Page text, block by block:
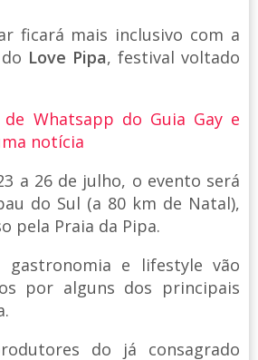
ficará mais inclusivo com a
Love Pipa, festival voltado
Whatsapp do Guia Gay e
notícia
a 26 de julho, o evento será
do Sul (a 80 km de Natal),
pela Praia da Pipa.
gastronomia e lifestyle vão
por alguns dos principais
do já consagrado